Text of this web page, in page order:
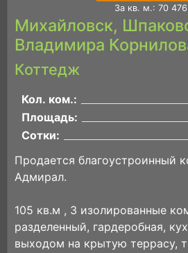
За кв. м.: 70
Михайловск,
Владимира
Коттедж
Кол. ком.:
Площадь:
Сотки:
Продается благоустpоинный
Адмирал.
105 кв.м , 3 изолированные
разделенный, гардеробная,
выходoм на крытую теppacу,